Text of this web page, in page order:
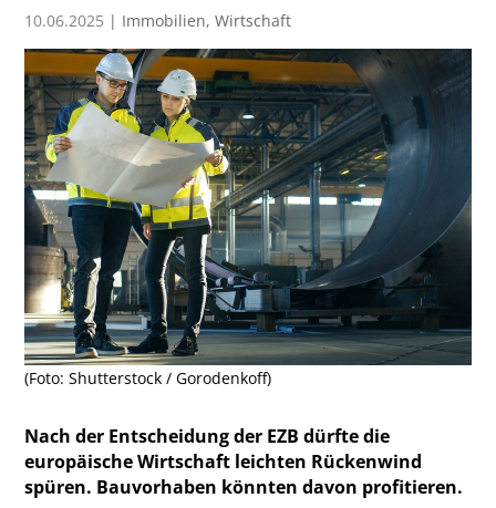
10.06.2025 | Immobilien,Wirtschaft
(Foto: Shutterstock / Gorodenkoff)
Nach der Entscheidung der EZB dürfte die
europäische Wirtschaft leichten Rückenwind
spüren. Bauvorhaben könnten davon profitieren.